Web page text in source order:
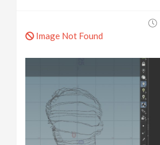
Image Not Found